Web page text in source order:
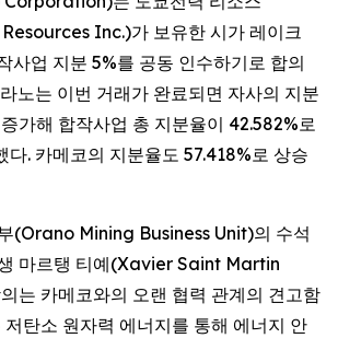
Resources Inc.)가 보유한 시가 레이크
업 지분 5%를 공동 인수하기로 합의
노는 이번 거래가 완료되면 자사의 지분
가해 합작사업 총 지분율이 42.582%로
다. 카메코의 지분율도 57.418%로 상승
(Orano Mining Business Unit)의 수석
마르탱 티예(Xavier Saint Martin
는 카메코와의 오랜 협력 관계의 견고함
탄소 원자력 에너지를 통해 에너지 안